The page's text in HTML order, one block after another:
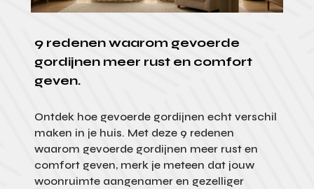
9 redenen waarom gevoerde
gordijnen meer rust en comfort
geven.
Ontdek hoe gevoerde gordijnen echt verschil
maken in je huis. Met deze 9 redenen
waarom gevoerde gordijnen meer rust en
comfort geven, merk je meteen dat jouw
woonruimte aangenamer en gezelliger